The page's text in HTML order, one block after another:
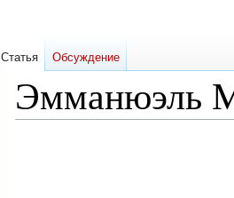
Эмманюэль
Статья Обсуждение